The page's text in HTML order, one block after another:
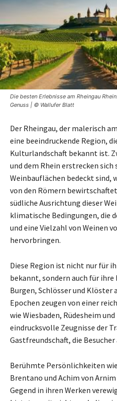
Die besten Erlebnisse am Rheingau
Genuss | © Wallufer Blatt
Der Rheingau, der malerisch
eine beeindruckende Region,
Kulturlandschaft bekannt ist.
und dem Rhein erstrecken
Weinbauflächen bedeckt
von den Römern
südliche Ausrichtung dieser
klimatische Bedingungen, die
und eine Vielzahl von Weinen
hervorbringen.
Diese Region ist nicht nur für
bekannt, sondern auch für
Burgen, Schlösser und Klöster
Epochen zeugen von einer
wie Wiesbaden, Rüdesheim
eindrucksvolle Zeugnisse der
Gastfreundschaft, die
Berühmte Persönlichkeiten
Brentano und Achim von
Gegend in ihren Werken